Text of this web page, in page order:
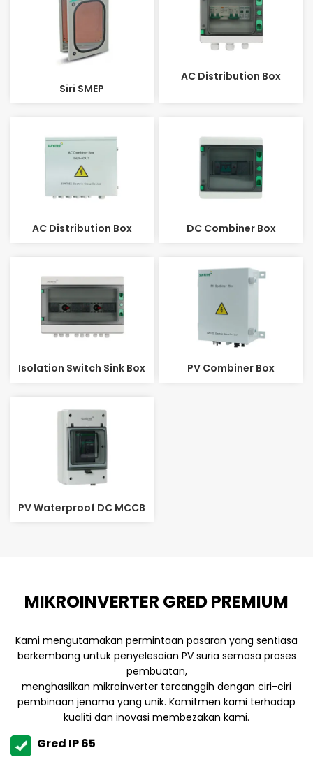
Siri SMEP
AC Distribution Box
AC Distribution Box DC Combiner Box
Isolation Switch Sink Box PV Combiner Box
PV Waterproof DC MCCB
MIKROINVERTER GRED PREMIUM
Kami mengutamakan permintaan pasaran yang sentiasa
berkembang untuk penyelesaian PV suria semasa proses
pembuatan,
menghasilkan mikroinverter tercanggih dengan ciri-ciri
pembinaan jenama yang unik. Komitmen kami terhadap
kualiti dan inovasi membezakan kami.
Gred IP 65